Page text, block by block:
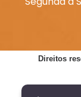
Direitos